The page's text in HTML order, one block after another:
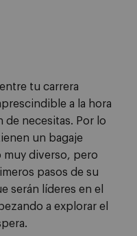
tu carrera
a la hora
necesitas. Por lo
un bagaje
muy diverso, pero
pasos de su
serán líderes en el
a explorar el